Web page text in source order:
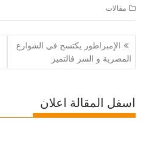
مقالات
تصفّح
المقالات
الإمبراطور يكتسح في الشوارع
المصرية و السر فالتميز
اسفل المقالة اعلان